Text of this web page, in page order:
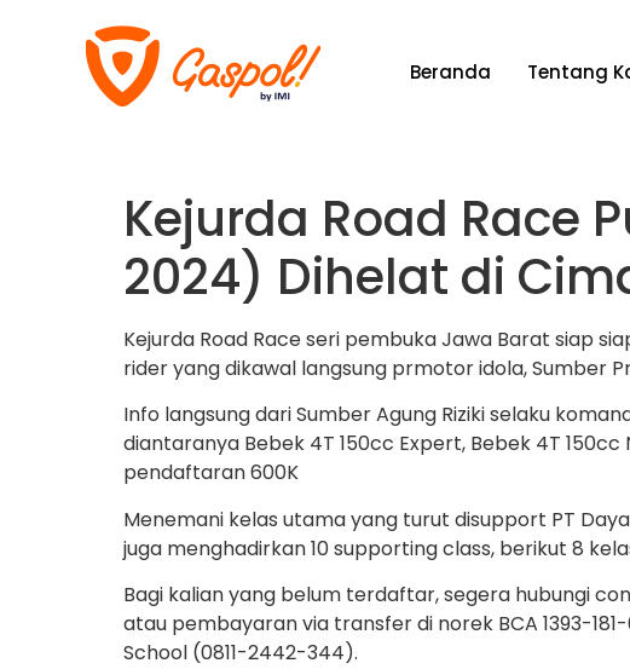
Beranda Tentang
Kejurda Road Race
2024) Dihelat di
Kejurda Road Race seri pembuka Jawa Barat siap
rider yang dikawal langsung prmotor idola, Sumber
Info langsung dari Sumber Agung Riziki selaku
diantaranya Bebek 4T 150cc Expert, Bebek 4T
pendaftaran 600K
Menemani kelas utama yang turut disupport PT Daya
juga menghadirkan 10 supporting class, berikut 8
Bagi kalian yang belum terdaftar, segera hubungi
atau pembayaran via transfer di norek BCA 1393-
School (0811-2442-344).